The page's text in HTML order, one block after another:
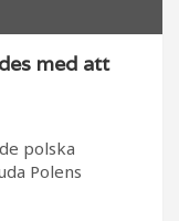
med att
polska
Polens